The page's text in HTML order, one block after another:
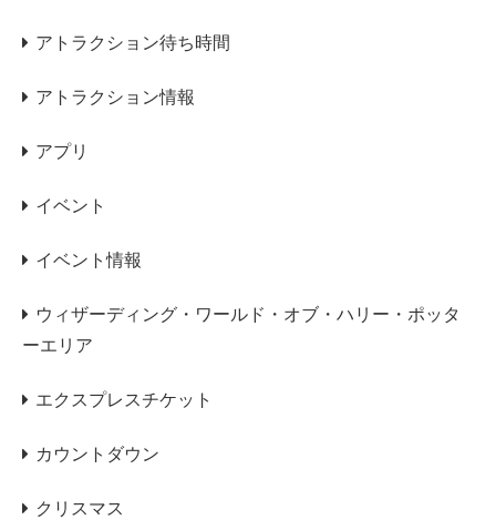
アトラクション待ち時間
アトラクション情報
アプリ
イベント
イベント情報
ウィザーディング・ワールド・オブ・ハリー・ポッタ
ーエリア
エクスプレスチケット
カウントダウン
クリスマス